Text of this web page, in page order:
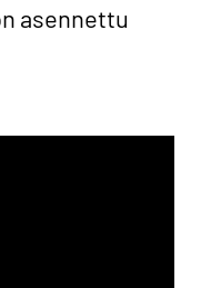
asennettu